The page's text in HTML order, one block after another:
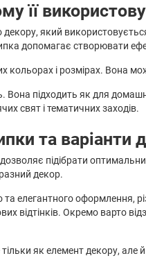
її
який
допомагає створювати
кольорах і розмірах.
Вона підходить як для
свят і тематичних заходів.
та варіанти
підібрати
декор.
елегантного оформлення,
відтінків. Окремо варто
як елемент декору, але